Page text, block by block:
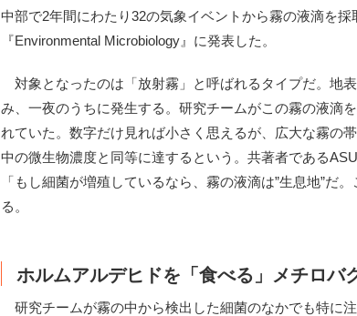
中部で2年間にわたり32の気象イベントから霧の液滴を
『Environmental Microbiology』に発表した。
対象となったのは「放射霧」と呼ばれるタイプだ。地
み、一夜のうちに発生する。研究チームがこの霧の液滴
れていた。数字だけ見れば小さく思えるが、広大な霧の
中の微生物濃度と同等に達するという。共著者である
「もし細菌が増殖しているなら、霧の液滴は”生息地”だ
る。
ホルムアルデヒドを「食べる」メチロバ
研究チームが霧の中から検出した細菌のなかでも特に